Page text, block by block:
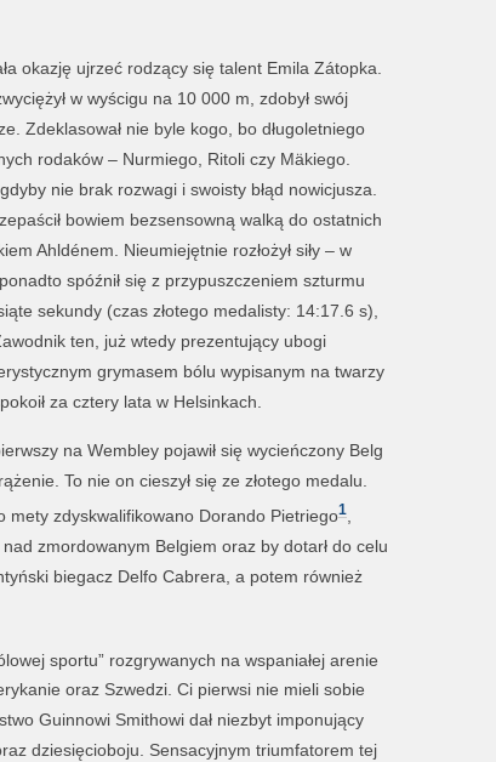
okazję ujrzeć rodzący się talent Emila Zátopka.
w wyścigu na 10 000 m, zdobył swój
Zdeklasował nie byle kogo, bo długoletniego
rodaków – Nurmiego, Ritoli czy Mäkiego.
nie brak rozwagi i swoisty błąd nowicjusza.
bowiem bezsensowną walką do ostatnich
Ahldénem. Nieumiejętnie rozłożył siły – w
spóźnił się z przypuszczeniem szturmu
sekundy (czas złotego medalisty: 14:17.6 s),
ten, już wtedy prezentujący ubogi
grymasem bólu wypisanym na twarzy
za cztery lata w Helsinkach.
na Wembley pojawił się wycieńczony Belg
To nie on cieszył się ze złotego medalu.
zdyskwalifikowano Dorando Pietriego1,
zmordowanym Belgiem oraz by dotarł do celu
biegacz Delfo Cabrera, a potem również
sportu” rozgrywanych na wspaniałej arenie
oraz Szwedzi. Ci pierwsi nie mieli sobie
Guinnowi Smithowi dał niezbyt imponujący
dziesięcioboju. Sensacyjnym triumfatorem tej